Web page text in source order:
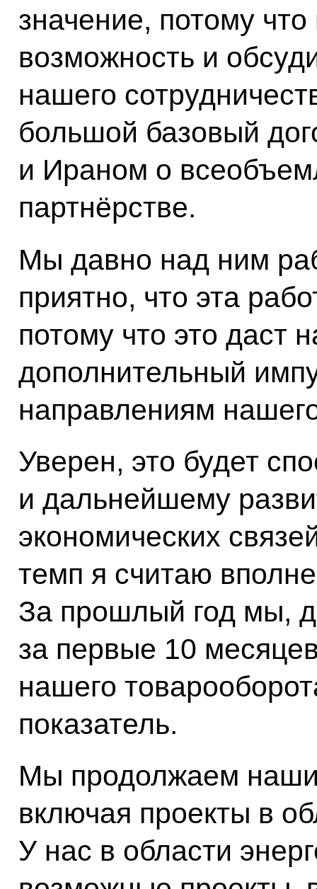
значение, потому
возможность и
нашего
большой базовый
и Ираном о
партнёрстве.
Мы давно над ним
приятно, что эта
потому что это даст
дополнительный
направлениям
Уверен, это будет
и дальнейшему
экономических
темп я считаю
За прошлый год мы,
за первые 10
нашего
показатель.
Мы продолжаем
включая проекты в
У нас в области